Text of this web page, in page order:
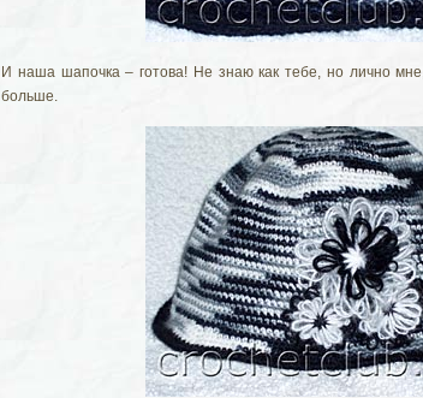
И наша шапочка – готова! Не знаю как тебе, но лично
больше.